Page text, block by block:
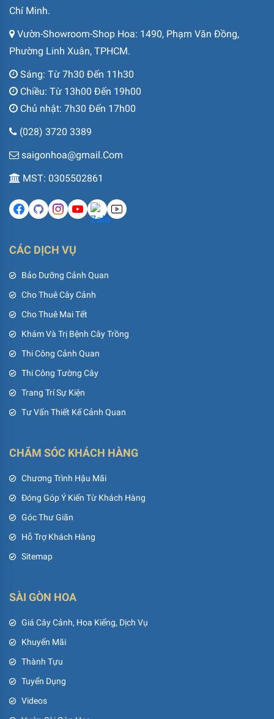
Chí Minh.
Vườn-Showroom-Shop Hoa: 1490, Phạm Văn Đồng,
Phường Linh Xuân, TPHCM.
Sáng: Từ 7h30 Đến 11h30
Chiều: Từ 13h00 Đến 19h00
Chủ nhật: 7h30 Đến 17h00
(028) 3720 3389
saigonhoa@gmail.Com
MST: 0305502861
CÁC DỊCH VỤ
Bảo Dưỡng Cảnh Quan
Cho Thuê Cây Cảnh
Cho Thuê Mai Tết
Khám Và Trị Bệnh Cây Trồng
Thi Công Cảnh Quan
Thi Công Tường Cây
Trang Trí Sự Kiện
Tư Vấn Thiết Kế Cảnh Quan
CHĂM SÓC KHÁCH HÀNG
Chương Trình Hậu Mãi
Đóng Góp Ý Kiến Từ Khách Hàng
Góc Thư Giãn
Hỗ Trợ Khách Hàng
Sitemap
SÀI GÒN HOA
Giá Cây Cảnh, Hoa Kiểng, Dịch Vụ
Khuyến Mãi
Thành Tựu
Tuyển Dụng
Videos